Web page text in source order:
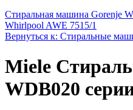
Стиральная машина Gorenje
Whirlpool AWE 7515/1
Вернуться к: Стиральные
Miele
WDB020